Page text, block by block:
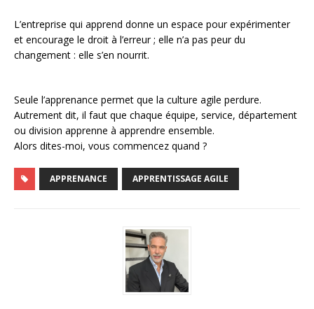
L’entreprise qui apprend donne un espace pour expérimenter
et encourage le droit à l’erreur ; elle n’a pas peur du
changement : elle s’en nourrit.
Seule l’apprenance permet que la culture agile perdure.
Autrement dit, il faut que chaque équipe, service, département
ou division apprenne à apprendre ensemble.
Alors dites-moi, vous commencez quand ?
APPRENANCE APPRENTISSAGE AGILE